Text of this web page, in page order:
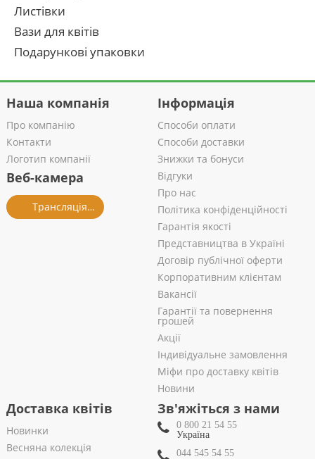
Листівки
Вази для квітів
Подарункові упаковки
Наша компанія
Про компанію
Контакти
Логотип компанії
Веб-камера
Трансляція із салону
Інформація
Способи оплати
Способи доставки
Знижки та бонуси
Відгуки
Про нас
Політика конфіденційності
Гарантія якості
Представництва в Україні
Договір публічної оферти
Корпоративним клієнтам
Вакансії
Гарантії та повернення
грошей
Акції
Індивідуальне замовлення
Міфи про доставку квітів
Новини
Доставка квітів
Новинки
Весняна колекція
Зв'яжіться з нами
0 800 21 54 55
Україна
044 545 54 55